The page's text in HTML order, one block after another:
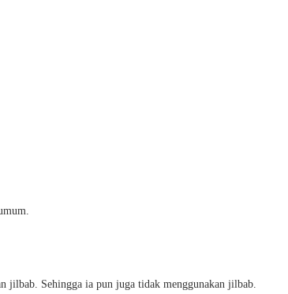
jilbab. Sehingga ia pun juga tidak menggunakan jilbab.